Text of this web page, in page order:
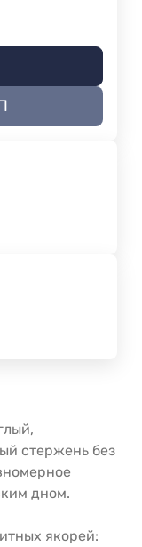
стержень без
дном.
якорей: